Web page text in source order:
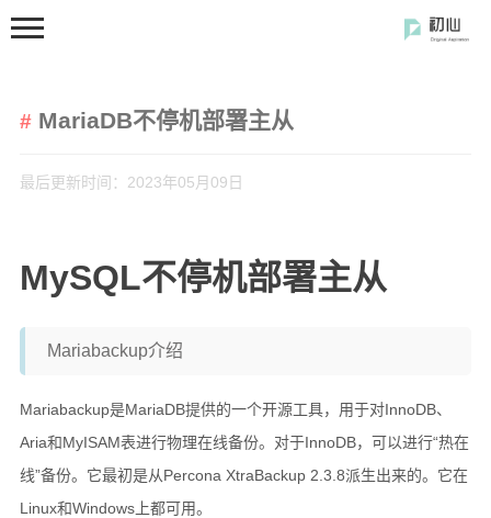
MariaDB不停机部署主从
最后更新时间：2023年05月09日
MySQL不停机部署主从
Mariabackup介绍
Mariabackup是MariaDB提供的一个开源工具，用于对InnoDB、
Aria和MyISAM表进行物理在线备份。对于InnoDB，可以进行“热在
线”备份。它最初是从Percona XtraBackup 2.3.8派生出来的。它在
Linux和Windows上都可用。
分类
开发笔记
闲の碎语
软件使用